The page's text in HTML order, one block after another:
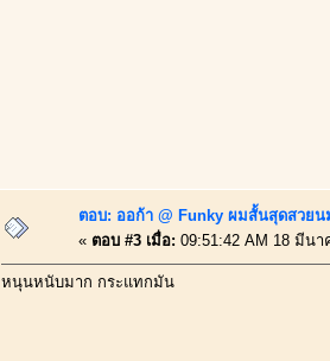
ตอบ: ออก้า @ Funky ผมสั้นสุดสวย
« ตอบ #3 เมื่อ: 09:51:42 AM 18 มีนา
หนุนหนับมาก กระแทกมัน